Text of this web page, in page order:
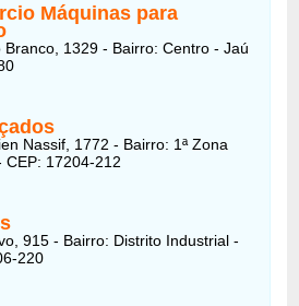
Máquinas para
Branco, 1329 - Bairro: Centro - Jaú
Nassif, 1772 - Bairro: 1ª Zona
CEP: 17204-212
915 - Bairro: Distrito Industrial -
220